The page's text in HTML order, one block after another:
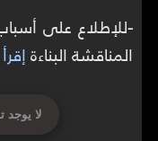
-للإطلاع على
المناقشة البناءة
لا يوجد